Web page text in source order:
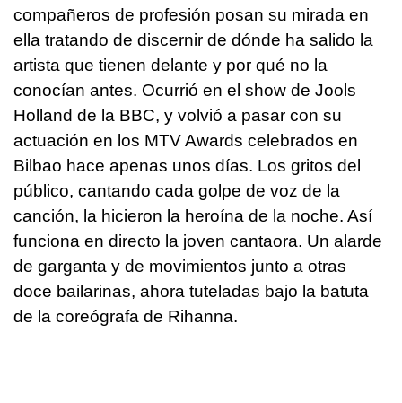
compañeros de profesión posan su mirada en
ella tratando de discernir de dónde ha salido la
artista que tienen delante y por qué no la
conocían antes. Ocurrió en el show de Jools
Holland de la BBC, y volvió a pasar con su
actuación en los MTV Awards celebrados en
Bilbao hace apenas unos días. Los gritos del
público, cantando cada golpe de voz de la
canción, la hicieron la heroína de la noche. Así
funciona en directo la joven cantaora. Un alarde
de garganta y de movimientos junto a otras
doce bailarinas, ahora tuteladas bajo la batuta
de la coreógrafa de Rihanna.